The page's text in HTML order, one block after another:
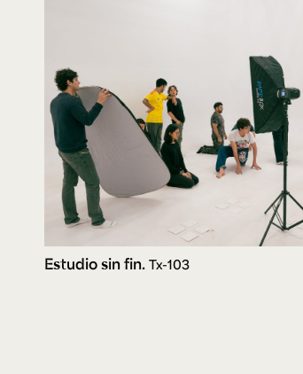
Estudio sin fin. Tx-103